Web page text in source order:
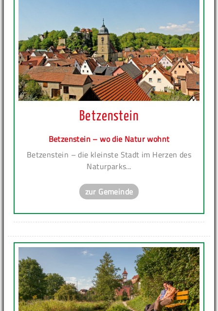
Betzenstein
Betzenstein – wo die Natur wohnt
Betzenstein – die kleinste Stadt im Herzen des
Naturparks...
zur Gemeinde